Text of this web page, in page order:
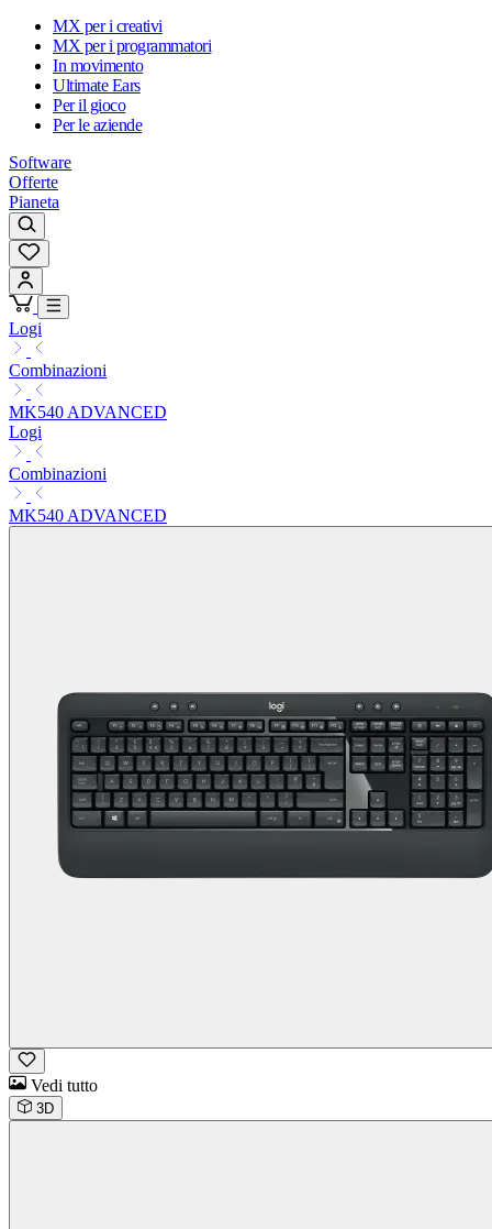
MX per i creativi
MX per i programmatori
In movimento
Ultimate Ears
Per il gioco
Per le aziende
Software
Offerte
Pianeta
Logi
Combinazioni
MK540 ADVANCED
Logi
Combinazioni
MK540 ADVANCED
Vedi tutto
3D